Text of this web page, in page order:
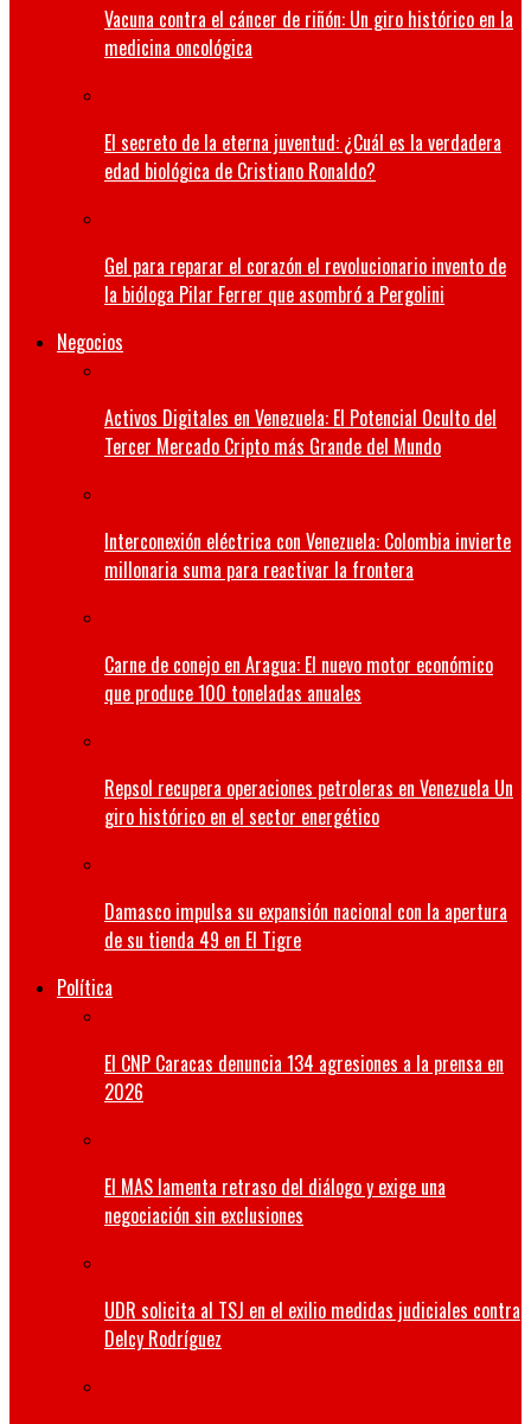
Vacuna contra el cáncer de riñón: Un giro histórico en la
medicina oncológica
El secreto de la eterna juventud: ¿Cuál es la verdadera
edad biológica de Cristiano Ronaldo?
Gel para reparar el corazón el revolucionario invento de
la bióloga Pilar Ferrer que asombró a Pergolini
Negocios
Activos Digitales en Venezuela: El Potencial Oculto del
Tercer Mercado Cripto más Grande del Mundo
Interconexión eléctrica con Venezuela: Colombia invierte
millonaria suma para reactivar la frontera
Carne de conejo en Aragua: El nuevo motor económico
que produce 100 toneladas anuales
Repsol recupera operaciones petroleras en Venezuela Un
giro histórico en el sector energético
Damasco impulsa su expansión nacional con la apertura
de su tienda 49 en El Tigre
Política
El CNP Caracas denuncia 134 agresiones a la prensa en
2026
El MAS lamenta retraso del diálogo y exige una
negociación sin exclusiones
UDR solicita al TSJ en el exilio medidas judiciales contra
Delcy Rodríguez